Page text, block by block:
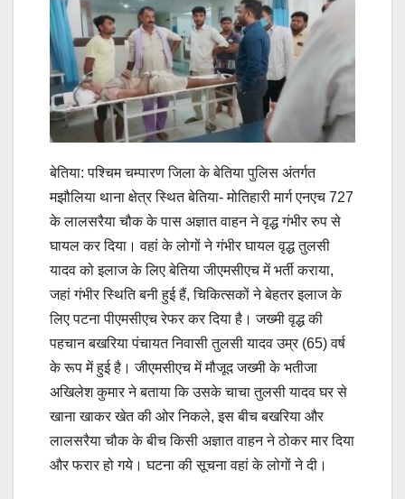
बेतिया: पश्चिम चम्पारण जिला के बेतिया पुलिस अंतर्गत
मझौलिया थाना क्षेत्र स्थित बेतिया- मोतिहारी मार्ग एनएच 727
के लालसरैया चौक के पास अज्ञात वाहन ने वृद्ध गंभीर रुप से
घायल कर दिया। वहां के लोगों ने गंभीर घायल वृद्ध तुलसी
यादव को इलाज के लिए बेतिया जीएमसीएच में भर्ती कराया,
जहां गंभीर स्थिति बनी हुई हैं, चिकित्सकों ने बेहतर इलाज के
लिए पटना पीएमसीएच रेफर कर दिया है। जख्मी वृद्ध की
पहचान बखरिया पंचायत निवासी तुलसी यादव उम्र (65) वर्ष
के रूप में हुई है। जीएमसीएच में मौजूद जख्मी के भतीजा
अखिलेश कुमार ने बताया कि उसके चाचा तुलसी यादव घर से
खाना खाकर खेत की ओर निकले, इस बीच बखरिया और
लालसरैया चौक के बीच किसी अज्ञात वाहन ने ठोकर मार दिया
और फरार हो गये। घटना की सूचना वहां के लोगों ने दी।